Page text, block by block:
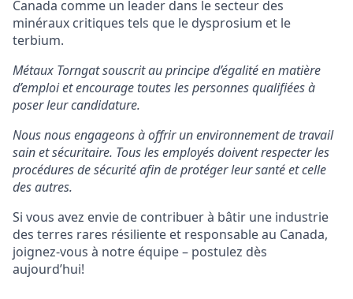
Canada comme un leader dans le secteur des
minéraux critiques tels que le dysprosium et le
terbium.
Métaux Torngat souscrit au principe d’égalité en matière
d’emploi et encourage toutes les personnes qualifiées à
poser leur candidature.
Nous nous engageons à offrir un environnement de travail
sain et sécuritaire. Tous les employés doivent respecter les
procédures de sécurité afin de protéger leur santé et celle
des autres.
Si vous avez envie de contribuer à bâtir une industrie
des terres rares résiliente et responsable au Canada,
joignez-vous à notre équipe – postulez dès
aujourd’hui!